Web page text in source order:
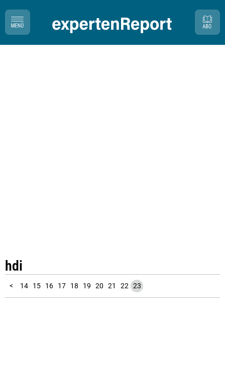
hdi
<
1
2
3
4
5
6
7
8
9
10
11
12
13 14 15 16 17 18 19 20 21 22 23